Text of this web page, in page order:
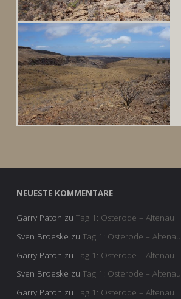
NEUESTE KOMMENTARE
Garry Paton zu Tag 1: Osterode – Altenau
Sven Broeske zu Tag 1: Osterode – Altenau
Garry Paton zu Tag 1: Osterode – Altenau
Sven Broeske zu Tag 1: Osterode – Altenau
Garry Paton zu Tag 1: Osterode – Altenau